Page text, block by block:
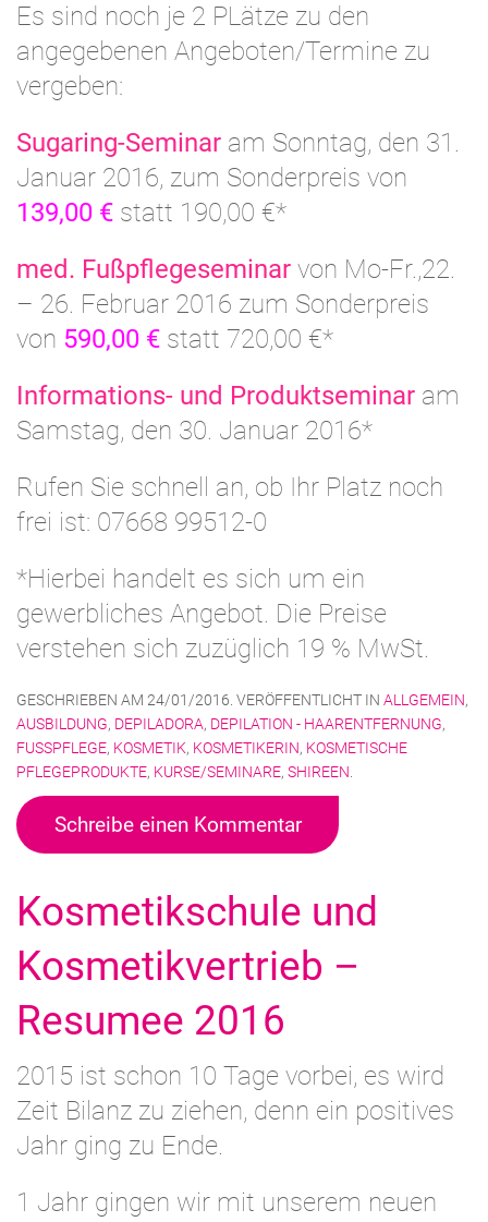
Es sind noch je 2 PLätze zu den
angegebenen Angeboten/Termine zu
vergeben:
Sugaring-Seminar am Sonntag, den 31.
Januar 2016, zum Sonderpreis von
139,00 € statt 190,00 €*
med. Fußpflegeseminar von Mo-Fr.,22.
– 26. Februar 2016 zum Sonderpreis
von 590,00 € statt 720,00 €*
Informations- und Produktseminar am
Samstag, den 30. Januar 2016*
Rufen Sie schnell an, ob Ihr Platz noch
frei ist: 07668 99512-0
*Hierbei handelt es sich um ein
gewerbliches Angebot. Die Preise
verstehen sich zuzüglich 19 % MwSt.
GESCHRIEBEN AM 24/01/2016 . VERÖFFENTLICHT IN ALLGEMEIN,
AUSBILDUNG, DEPILADORA, DEPILATION - HAARENTFERNUNG,
FUSSPFLEGE
, KOSMETIK, KOSMETIKERIN, KOSMETISCHE
PFLEGEPRODUKTE, KURSE/SEMINARE, SHIREEN
Schreibe einen Kommentar
Kosmetikschule und
Kosmetikvertrieb –
Resumee 2016
2015 ist schon 10 Tage vorbei, es wird
Zeit Bilanz zu ziehen, denn ein positives
Jahr ging zu Ende.
1 Jahr gingen wir mit unserem neuen